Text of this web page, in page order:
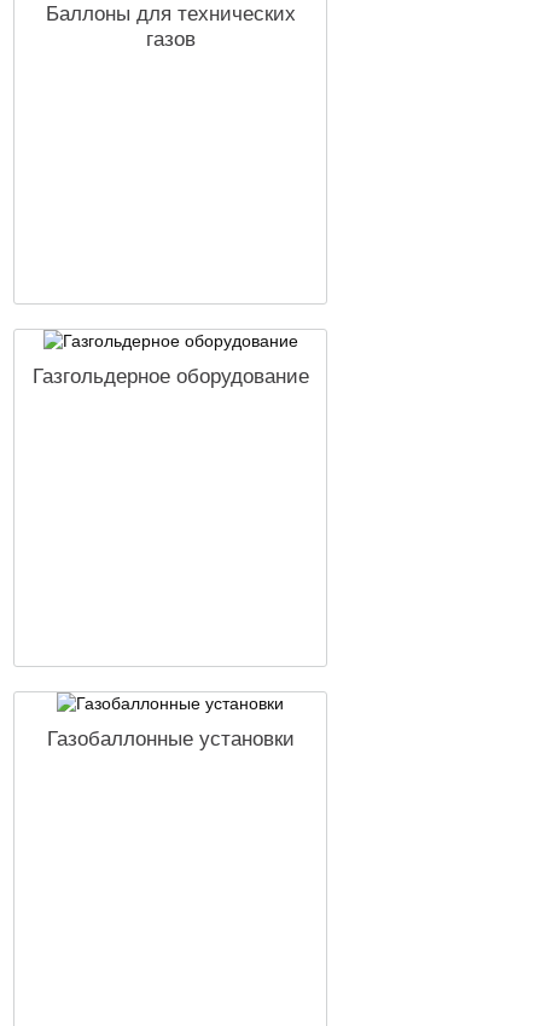
Баллоны для технических
газов
Газгольдерное оборудование
Газобаллонные установки